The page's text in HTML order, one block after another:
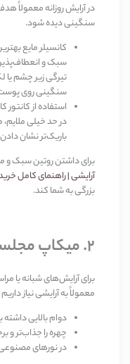
در آرایش روزانه معمولاً
سنگینی دیده شود.
کانسیلر مایع
سبک و
تیرگی زیر چشم یا
سنگینی روی
استفاده از
در حد خیلی ملایم،
باریک‌تر نشان
برای داشتن روتین سبک و
آرایشی | راهنمای کامل
بزرگی به شما کند.
۲.میکاپ
برای آرایش‌های شبانه یا
معمولاً به آرایشی نیاز
دوام بالایی داشته
چهره را جذاب‌تر و
در نورهای